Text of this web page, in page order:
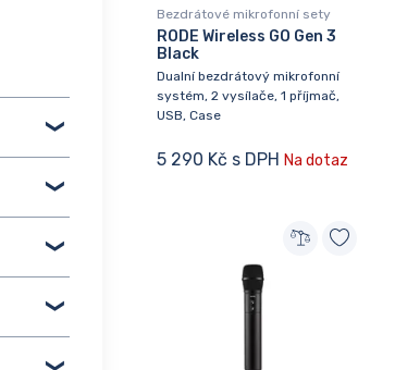
Bezdrátové mikrofonní sety
RODE Wireless GO Gen 3
Black
Dualní bezdrátový mikrofonní
systém, 2 vysílače, 1 příjmač,
USB, Case
5 290 Kč s DPH Na dotaz